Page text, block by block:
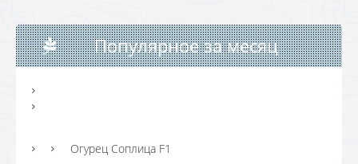
Популярное за месяц
Огурец Соплица F1